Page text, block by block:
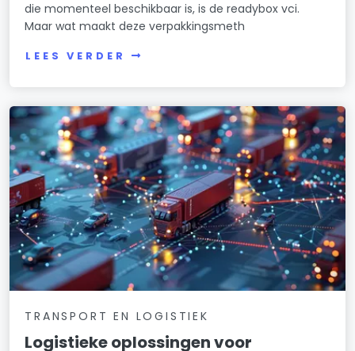
die momenteel beschikbaar is, is de readybox vci.
Maar wat maakt deze verpakkingsmeth
LEES VERDER
TRANSPORT EN LOGISTIEK
Logistieke oplossingen voor